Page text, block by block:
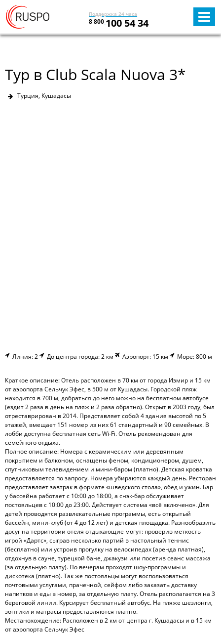
Поддержка 24 часа
8 800 100 54 34
Тур в Club Scala Nuova 3*
Турция, Кушадасы
Линия: 2 До центра города: 2 км Аэропорт: 15 км Море: 800 м
Краткое описание: Отель расположен в 70 км от города Измир и 15 км
от аэропорта Сельчук Эфес, в 500 м от Кушадасы. Городской пляж
находится в 700 м, добраться до него можно на бесплатном автобусе
(ездит 2 раза в день на пляж и 2 раза обратно). Открыт в 2003 году, был
отреставрирован в 2014. Представляет собой 4 здания высотой по 5
этажей, вмещает 151 номер из них 61 стандартный и 90 семейных. В
лобби доступна бесплатная сеть Wi-Fi. Отель рекомендован для
семейного отдыха.
Полное описание: Номера с керамическим или деревянным
покрытием и балконом, оснащены феном, кондиционером, душем,
спутниковым телевидением и мини-баром (платно). Детская кроватка
предоставляется по запросу. Номера убираются каждый день. Ресторан
предоставляет завтрак в формате «шведского стола», обед и ужин. Бар
у бассейна работает с 10:00 до 18:00, а снэк-бар обслуживает
постояльцев с 10:00 до 23:00. Действует система «всё включено». Для
детей проводятся развлекательные программы, есть открытый
бассейн, мини-клуб (от 4 до 12 лет) и детская площадка. Разнообразить
досуг на территории отеля отдыхающие могут: проверив меткость
игрой «Дартс», сыграв несколько партий в настольный теннис
(бесплатно) или устроив прогулку на велосипедах (аренда платная),
отдохнув в сауне, турецкой бане, джакузи или посетив сеанс массажа
(за отдельную плату). По вечерам проходят шоу-программы и
дискотека (платно). Так же постояльцы могут воспользоваться
почтовыми услугами, прачечной, сейфом либо заказать доставку
напитков и еды в номер, за отдельную плату. Отель располагается на 3
береговой линии. Курсирует бесплатный автобус. На пляже шезлонги,
зонтики и матрасы предоставляются платно.
Местанохождение: Расположен в 2 км от центра г. Кушадасы и в 15 км
от аэропорта Сельчук Эфес